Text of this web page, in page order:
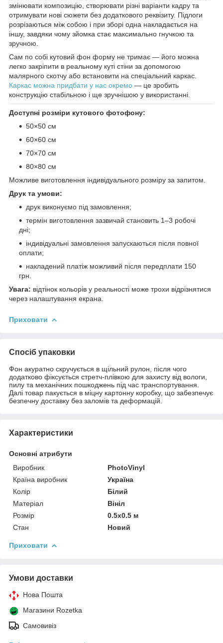
змінювати композицію, створювати різні варіанти кадру та
отримувати нові сюжети без додаткового реквізиту. Підлоги
розрізаються між собою і при зборі одна накладається на
іншу, завдяки чому зйомка стає максимально гнучкою та
зручною.
Сам по собі кутовий фон форму не тримає — його можна
легко закріпити в реальному куті стіни за допомогою
малярного скотчу або встановити на спеціальний каркас.
Каркас можна придбати у нас окремо — це зробить
конструкцію стабільною і ще зручнішою у використанні.
Доступні розміри кутового фотофону:
50×50 см
60×60 см
70×70 см
80×80 см
Можливе виготовлення індивідуального розміру за запитом.
Друк та умови:
друк виконуємо під замовлення;
термін виготовлення зазвичай становить 1–3 робочі
дні;
індивідуальні замовлення запускаються після повної
оплати;
накладений платіж можливий після передплати 150
грн.
Увага: відтінок кольорів у реальності може трохи відрізнятися
через налаштування екрана.
Приховати
Спосіб упаковки
Фон акуратно скручується в щільний рулон, після чого
додатково фіксується стретч-плівкою для захисту від вологи,
пилу та механічних пошкоджень під час транспортування.
Далі товар пакується в міцну картонну коробку, що забезпечує
безпечну доставку без заломів та деформацій.
Характеристики
Основні атрибути
Виробник
PhotoVinyl
Країна виробник
Україна
Колір
Білий
Матеріал
Вініл
Розмір
0.5x0.5 м
Стан
Новий
Приховати
Умови доставки
Нова Пошта
Магазини Rozetka
Самовивіз